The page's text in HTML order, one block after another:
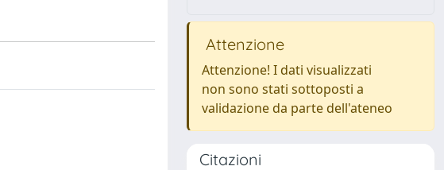
Attenzione
Attenzione! I dati visualizzati
non sono stati sottoposti a
validazione da parte dell'ateneo
Citazioni